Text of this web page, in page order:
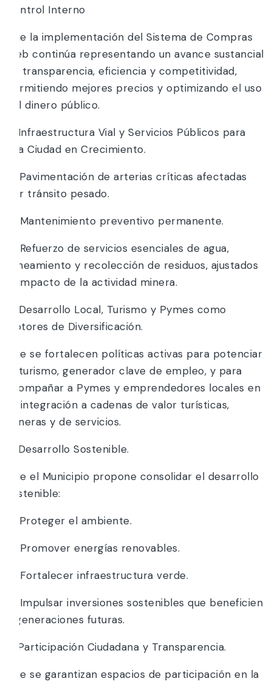
Control Interno
Que la implementación del Sistema de Compras
Web continúa representando un avance sustancial
en transparencia, eficiencia y competitividad,
permitiendo mejores precios y optimizando el uso
del dinero público.
3. Infraestructura Vial y Servicios Públicos para
una Ciudad en Crecimiento.
a) Pavimentación de arterias críticas afectadas
por tránsito pesado.
b) Mantenimiento preventivo permanente.
c) Refuerzo de servicios esenciales de agua,
saneamiento y recolección de residuos, ajustados
al impacto de la actividad minera.
4. Desarrollo Local, Turismo y Pymes como
Motores de Diversificación.
Que se fortalecen políticas activas para potenciar
el turismo, generador clave de empleo, y para
acompañar a Pymes y emprendedores locales en
su integración a cadenas de valor turísticas,
mineras y de servicios.
5. Desarrollo Sostenible.
Que el Municipio propone consolidar el desarrollo
sostenible:
a) Proteger el ambiente.
b) Promover energías renovables.
c) Fortalecer infraestructura verde.
d) Impulsar inversiones sostenibles que beneficien
a generaciones futuras.
6. Participación Ciudadana y Transparencia.
Que se garantizan espacios de participación en la